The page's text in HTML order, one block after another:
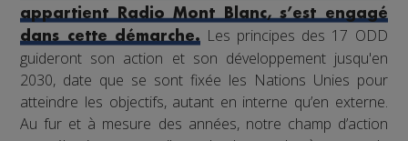
appartient Radio Mont Blanc, s’est engagé
dans cette démarche.Les principes des 17 ODD
guideront son action et son développement jusqu'en
2030, date que se sont fixée les Nations Unies pour
atteindre les objectifs, autant en interne qu’en externe.
Au fur et à mesure des années, notre champ d’action